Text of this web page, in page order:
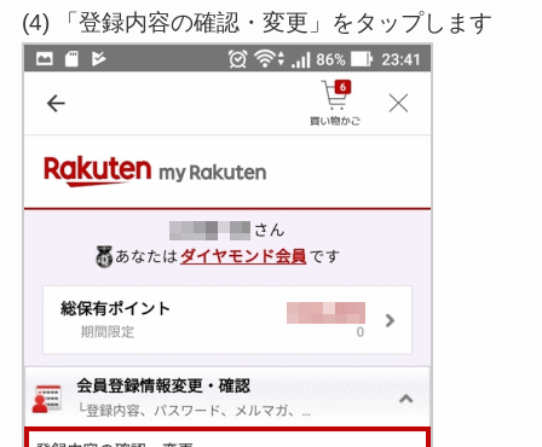
(4) 「登録内容の確認・変更」をタップします